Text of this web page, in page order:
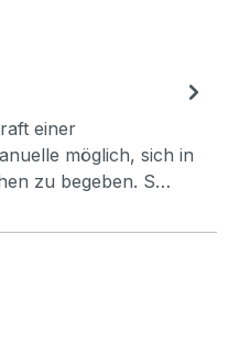
einer
möglich, sich in
zu begeben. S…